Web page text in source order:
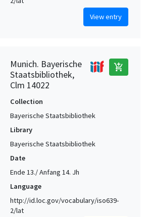
View entry
Munich. Bayerische
Staatsbibliothek,
Clm 14022
add_shopping_cart
Collection
Bayerische Staatsbibliothek
Library
Bayerische Staatsbibliothek
Date
Ende 13./ Anfang 14. Jh
Language
http://id.loc.gov/vocabulary/iso639-
2/lat